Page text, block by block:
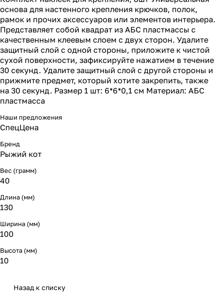
основа для настенного крепления крючков, полок,
рамок и прочих аксессуаров или элементов интерьера.
Представляет собой квадрат из АБС пластмассы с
качественным клеевым слоем с двух сторон. Удалите
защитный слой с одной стороны, приложите к чистой
сухой поверхности, зафиксируйте нажатием в течение
30 секунд. Удалите защитный слой с другой стороны и
прижмите предмет, который хотите закрепить, также
на 30 секунд. Размер 1 шт: 6*6*0,1 см Материал: АБС
пластмасса
Наши предложения
СпецЦена
Бренд
Рыжий кот
Вес (грамм)
40
Длина (мм)
130
Ширина (мм)
100
Высота (мм)
10
Назад к списку